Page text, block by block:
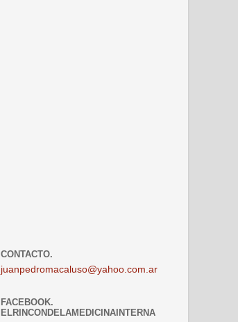
CONTACTO.
juanpedromacaluso@yahoo.com.ar
FACEBOOK.
ELRINCONDELAMEDICINAINTERNA